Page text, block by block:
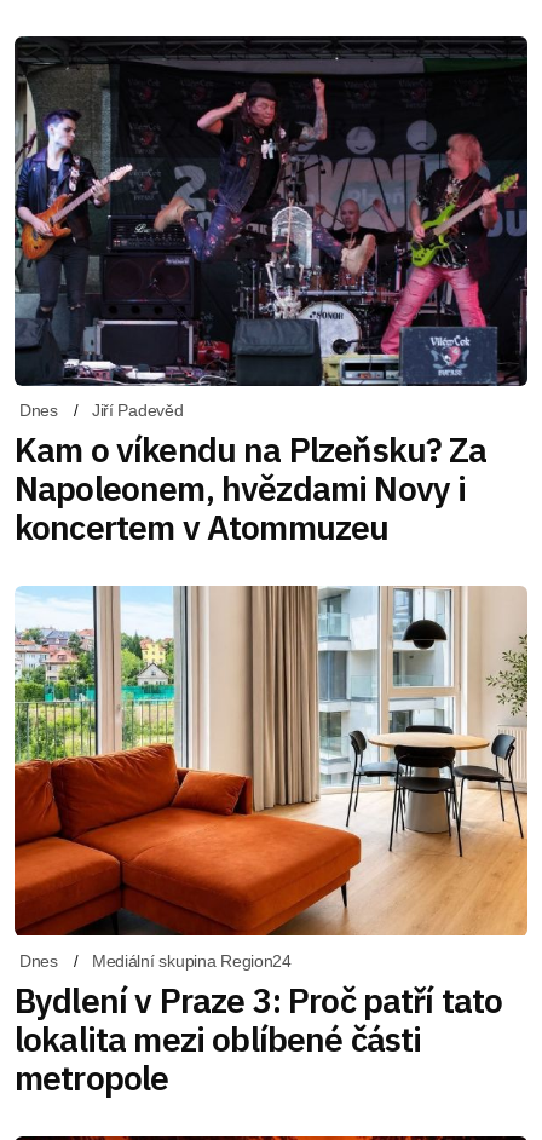
Dnes Jiří Padevěd
Kam o víkendu na Plzeňsku? Za
Napoleonem, hvězdami Novy i
koncertem v Atommuzeu
Dnes Mediální skupina Region24
Bydlení v Praze 3: Proč patří tato
lokalita mezi oblíbené části
metropole